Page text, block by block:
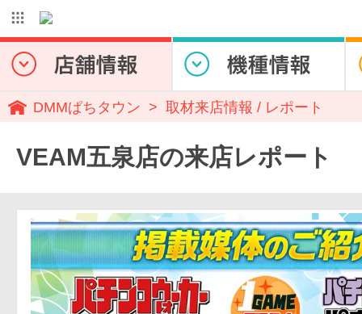
DMMぱちタウン 取材来店情報 / レポート
VEAM五泉店の来店レポート